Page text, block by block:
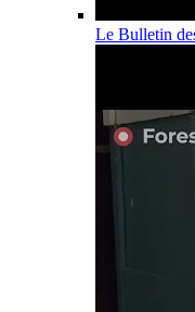
Le Bulletin